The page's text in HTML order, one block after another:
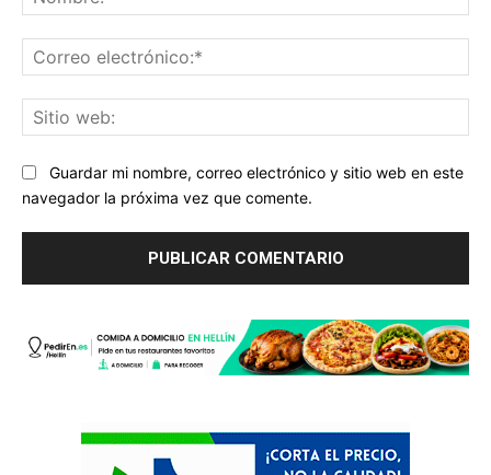
Guardar mi nombre, correo electrónico y sitio web en este
navegador la próxima vez que comente.